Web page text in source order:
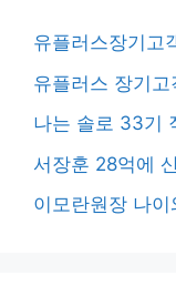
유플러스장기고
유플러스 장기
나는 솔로 33기
서장훈 28억에
이모란원장 나